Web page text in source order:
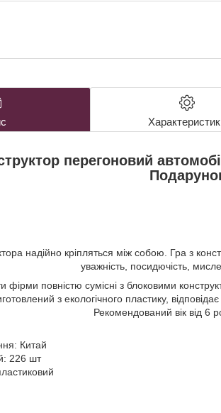
перегоновий
надійно кріпляться між собою. Гра з
уважність, посидючість,
фірми повністю сумісні з блоковими
з екологічного пластику,
Рекомендований вік від 6
Китай
226 шт